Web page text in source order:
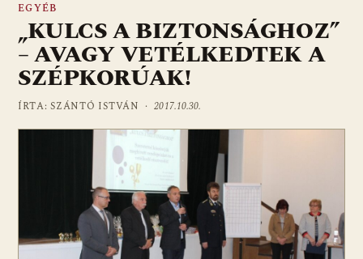
EGYÉB
„KULCS A BIZTONSÁGHOZ”
– AVAGY VETÉLKEDTEK A
SZÉPKORÚAK!
ÍRTA: SZÁNTÓ ISTVÁN ·2017.10.30.